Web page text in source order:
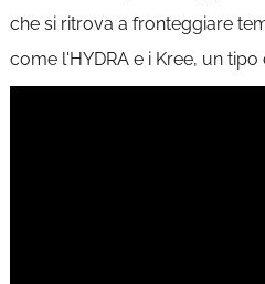
che si ritrova a fronteggiare
come l'HYDRA e i Kree, un tipo